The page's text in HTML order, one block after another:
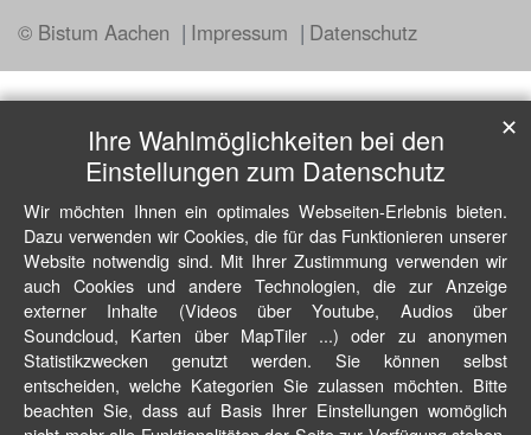
© Bistum Aachen Impressum Datenschutz
Ihre Wahlmöglichkeiten bei den
Einstellungen zum Datenschutz
Wir möchten Ihnen ein optimales Webseiten-Erlebnis bieten.
Dazu verwenden wir Cookies, die für das Funktionieren unserer
Website notwendig sind. Mit Ihrer Zustimmung verwenden wir
auch Cookies und andere Technologien, die zur Anzeige
externer Inhalte (Videos über Youtube, Audios über
Soundcloud, Karten über MapTiler ...) oder zu anonymen
Statistikzwecken genutzt werden. Sie können selbst
entscheiden, welche Kategorien Sie zulassen möchten. Bitte
beachten Sie, dass auf Basis Ihrer Einstellungen womöglich
✕